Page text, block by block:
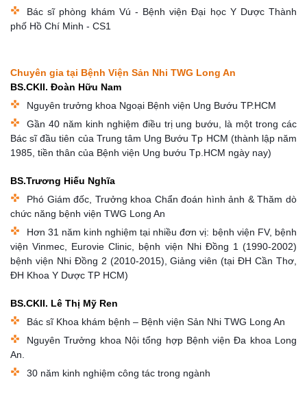
Bác sĩ phòng khám Vú - Bệnh viện Đại học Y Dược Thành
phố Hồ Chí Minh - CS1
Chuyên gia tại Bệnh Viện Sản Nhi TWG Long An
BS.CKII. Đoàn Hữu Nam
Nguyên trưởng khoa Ngoại Bệnh viện Ung Bướu TP.HCM
Gần 40 năm kinh nghiệm điều trị ung bướu, là một trong các
Bác sĩ đầu tiên của Trung tâm Ung Bướu Tp HCM (thành lập năm
1985, tiền thân của Bệnh viện Ung bướu Tp.HCM ngày nay)
BS.Trương Hiếu Nghĩa
Phó Giám đốc, Trưởng khoa Chẩn đoán hình ảnh & Thăm dò
chức năng bệnh viện TWG Long An
Hơn 31 năm kinh nghiệm tại nhiều đơn vị: bệnh viện FV, bệnh
viện Vinmec, Eurovie Clinic, bệnh viện Nhi Đồng 1 (1990-2002)
bệnh viện Nhi Đồng 2 (2010-2015), Giảng viên (tại ĐH Cần Thơ,
ĐH Khoa Y Dược TP HCM)
BS.CKII. Lê Thị Mỹ Ren
Bác sĩ Khoa khám bệnh – Bệnh viện Sản Nhi TWG Long An
Nguyên Trưởng khoa Nội tổng hợp Bệnh viện Đa khoa Long
An.
30 năm kinh nghiệm công tác trong ngành